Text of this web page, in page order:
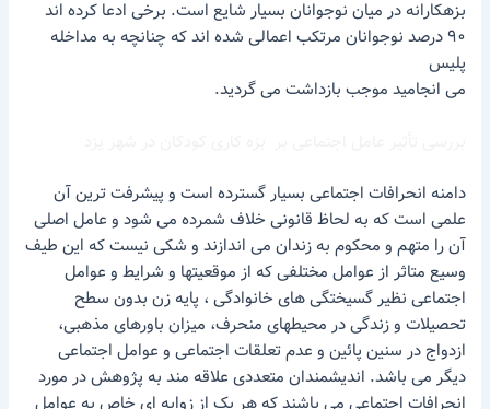
بزهکارانه در میان نوجوانان بسیار شایع است. برخی ادعا کرده اند
۹۰ درصد نوجوانان مرتکب اعمالی شده اند که چنانچه به مداخله
پلیس
می انجامید موجب بازداشت می گردید.
دامنه انحرافات اجتماعی بسیار گسترده است و پیشرفت ترین آن
علمی است که به لحاظ قانونی خلاف شمرده می شود و عامل اصلی
آن را متهم و محکوم به زندان می اندازند و شکی نیست که این طیف
وسیع متاثر از عوامل مختلفی که از موقعیتها و شرایط و عوامل
اجتماعی نظیر گسیختگی های خانوادگی ، پایه زن بدون سطح
تحصیلات و زندگی در محیطهای منحرف، میزان باورهای مذهبی،
ازدواج در سنین پائین و عدم تعلقات اجتماعی و عوامل اجتماعی
دیگر می باشد. اندیشمندان متعددی علاقه مند به پژوهش در مورد
انحرافات اجتماعی می باشند که هر یک از زوایه ای خاص به عوامل